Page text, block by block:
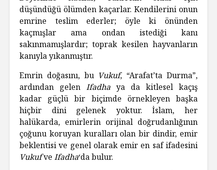
düşündüğü ölümden kaçarlar. Kendilerini onun
emrine teslim ederler; öyle ki önünden
kaçmışlar ama ondan istediği kanı
sakınmamışlardır; toprak kesilen hayvanların
kanıyla yıkanmıştır.
Emrin doğasını, bu Vukuf, “Arafat’ta Durma”,
ardından gelen Ifadha ya da kitlesel kaçış
kadar güçlü bir biçimde örnekleyen başka
hiçbir dini gelenek yoktur. İslam, her
halükarda, emirlerin orijinal doğrudanlığının
çoğunu koruyan kuralları olan bir dindir, emir
beklentisi ve genel olarak emir en saf ifadesini
Vukufve Ifadha‘da bulur.